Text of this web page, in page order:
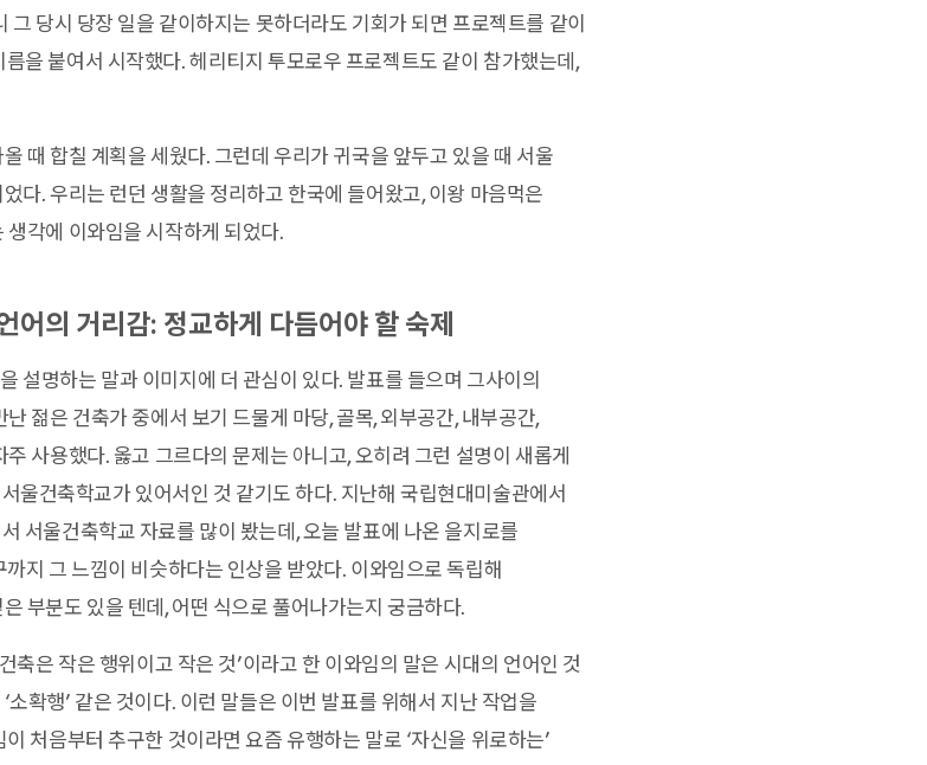
당시 당장 일을 같이하지는 못하더라도 기회가 되면 프로젝트를 같이
을 붙여서 시작했다. 헤리티지 투모로우 프로젝트도 같이 참가했는데,
때 합칠 계획을 세웠다. 그런데 우리가 귀국을 앞두고 있을 때 서울
다. 우리는 런던 생활을 정리하고 한국에 들어왔고, 이왕 마음먹은
각에 이와임을 시작하게 되었다.
어의 거리감: 정교하게 다듬어야 할 숙제
설명하는 말과 이미지에 더 관심이 있다. 발표를 들으며 그사이의
젊은 건축가 중에서 보기 드물게 마당, 골목, 외부공간, 내부공간,
사용했다. 옳고 그르다의 문제는 아니고, 오히려 그런 설명이 새롭게
울건축학교가 있어서인 것 같기도 하다. 지난해 국립현대미술관에서
서울건축학교 자료를 많이 봤는데, 오늘 발표에 나온 을지로를
지 그 느낌이 비슷하다는 인상을 받았다. 이와임으로 독립해
부분도 있을 텐데, 어떤 식으로 풀어나가는지 궁금하다.
축은 작은 행위이고 작은 것’이라고 한 이와임의 말은 시대의 언어인 것
확행’ 같은 것이다. 이런 말들은 이번 발표를 위해서 지난 작업을
처음부터 추구한 것이라면 요즘 유행하는 말로 ‘자신을 위로하는’